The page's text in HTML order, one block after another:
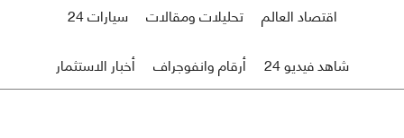
اقتصاد العالم
تحليلات ومقالات
سيارات 24
شاهد فيديو 24
أرقام وانفوجراف أخبار الاستثمار